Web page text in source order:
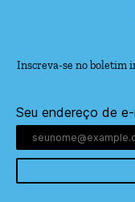
Inscreva-se no boletim
Seu endereço de e-